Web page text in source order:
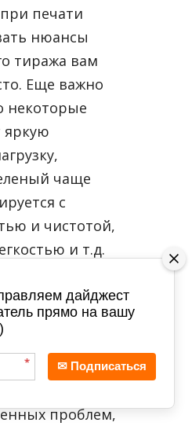
печати
нюансы
тиража вам
Еще важно
некоторые
яркую
чаще
с
и чистотой,
и т.д.
учитывать
рынке одной
проблем,
дайджест
прямо на вашу
* ✉ Подписаться